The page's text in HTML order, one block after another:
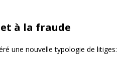
à la fraude
une nouvelle typologie de litiges: